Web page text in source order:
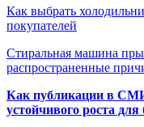
Как выбрать
покупателей
Стиральная машина
распространенные
Как публикации в
устойчивого роста для